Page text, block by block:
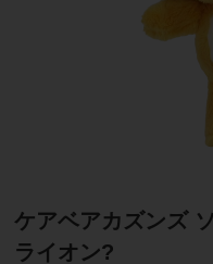
ケアベアカズンズ
ライオン?